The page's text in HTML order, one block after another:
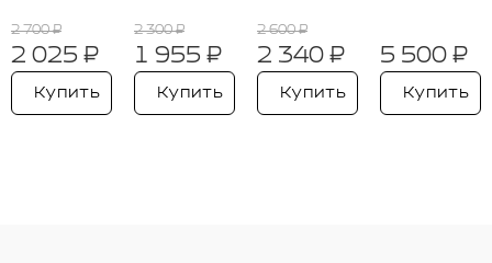
2 700 ₽
2 025 ₽
Купить
2 300 ₽
1 955 ₽
Купить
2 600 ₽
2 340 ₽
Купить
5 500 ₽
Купить